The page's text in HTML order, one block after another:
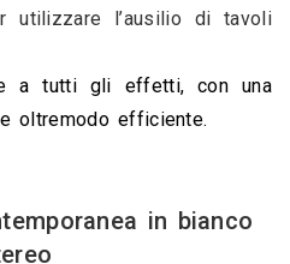
utilizzare l’ausilio di tavoli
a tutti gli effetti, con una
oltremodo efficiente.
in bianco